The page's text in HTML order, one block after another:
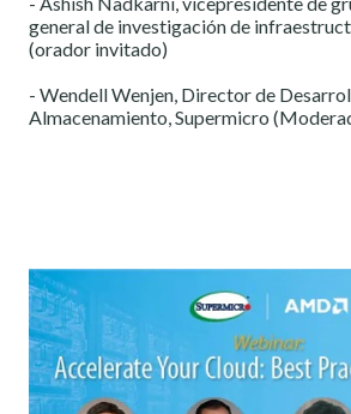
general de investigación de
(orador invitado)
- Wendell Wenjen, Director de
Almacenamiento, Supermicro